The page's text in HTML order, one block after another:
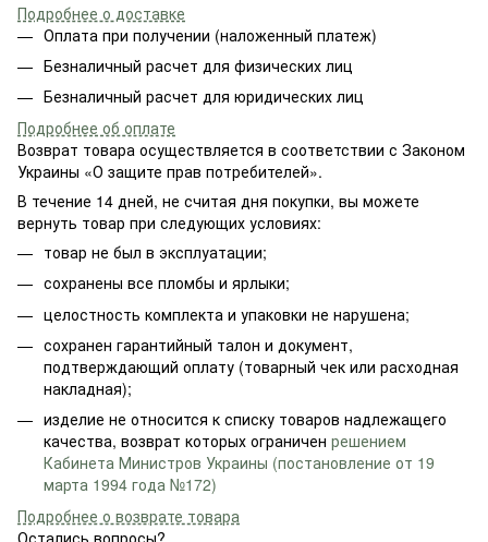
Подробнее о доставке
Оплата при получении (наложенный платеж)
Безналичный расчет для физических лиц
Безналичный расчет для юридических лиц
Подробнее об оплате
Возврат товара осуществляется в соответствии с Законом
Украины «О защите прав потребителей».
В течение 14 дней, не считая дня покупки, вы можете
вернуть товар при следующих условиях:
товар не был в эксплуатации;
сохранены все пломбы и ярлыки;
целостность комплекта и упаковки не нарушена;
сохранен гарантийный талон и документ,
подтверждающий оплату (товарный чек или расходная
накладная);
изделие не относится к списку товаров надлежащего
качества, возврат которых ограничен решением
Кабинета Министров Украины (постановление от 19
марта 1994 года №172)
Подробнее о возврате товара
Остались вопросы?